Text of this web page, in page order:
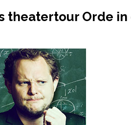
theatertour Orde in